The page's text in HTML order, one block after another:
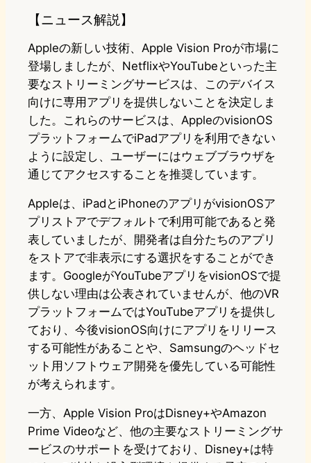
【ニュース解説】
Appleの新しい技術、Apple Vision Proが市場に
登場しましたが、NetflixやYouTubeといった主
要なストリーミングサービスは、このデバイス
向けに専用アプリを提供しないことを決定しま
した。これらのサービスは、AppleのvisionOS
プラットフォームでiPadアプリを利用できない
ように設定し、ユーザーにはウェブブラウザを
通じてアクセスすることを推奨しています。
Appleは、iPadとiPhoneのアプリがvisionOSア
プリストアでデフォルトで利用可能であると発
表していましたが、開発者は自分たちのアプリ
をストアで非表示にする選択をすることができ
ます。GoogleがYouTubeアプリをvisionOSで提
供しない理由は公表されていませんが、他のVR
プラットフォームではYouTubeアプリを提供し
ており、今後visionOS向けにアプリをリリース
する可能性があることや、Samsungのヘッドセ
ット用ソフトウェア開発を優先している可能性
が考えられます。
一方、Apple Vision ProはDisney+やAmazon
Prime Videoなど、他の主要なストリーミングサ
ービスのサポートを受けており、Disney+は特